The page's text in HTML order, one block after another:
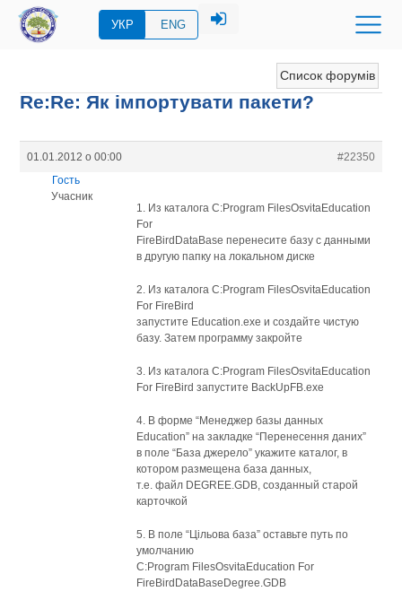
УКР ENG
Список форумів
Re:Re: Як імпортувати пакети?
01.01.2012 о 00:00
#22350
Гость
Учасник
1. Из каталога C:Program FilesOsvitaEducation
For
FireBirdDataBase перенесите базу с данными
в другую папку на локальном диске
2. Из каталога C:Program FilesOsvitaEducation
For FireBird
запустите Education.exe и создайте чистую
базу. Затем программу закройте
3. Из каталога C:Program FilesOsvitaEducation
For FireBird запустите BackUpFB.exe
4. В форме “Менеджер базы данных
Education” на закладке “Перенесення даних”
в поле “База джерело” укажите каталог, в
котором размещена база данных,
т.е. файл DEGREE.GDB, созданный старой
карточкой
5. В поле “Цільова база” оставьте путь по
умолчанию
C:Program FilesOsvitaEducation For
FireBirdDataBaseDegree.GDB